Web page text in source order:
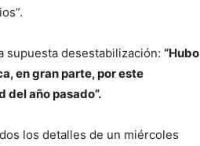
supuesta desestabilización: “Hubo
en gran parte, por este
año pasado”.
los detalles de un miércoles